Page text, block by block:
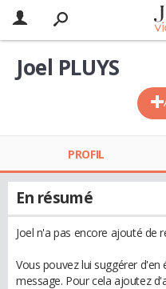
Joel PLUYS
PROFIL
En résumé
Joel n'a pas encore ajouté de
Vous pouvez lui suggérer d'en
message. Pour cela ajoutez